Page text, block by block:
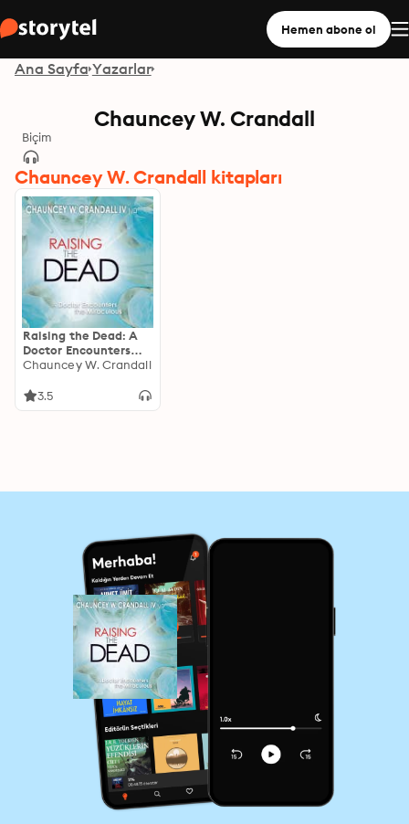
Hemen abone ol
Ana Sayfa Yazarlar
Chauncey W. Crandall
Biçim
Chauncey W. Crandall kitapları
Raising the Dead: A
Doctor Encounters
the Miraculous
Chauncey W. Crandall
3.5